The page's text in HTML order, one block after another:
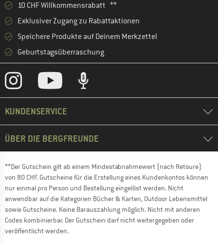
10 CHF Willkommensrabatt **
Exklusiver Zugang zu Rabattaktionen
Speichere Produkte auf Deinem Merkzettel
Geburtstagsüberraschung
KUNDENSERVICE
ÜBER DIE BERGFREUNDE
**Der Gutschein gilt ab einem Mindestabnahmewert (nach Retoure)
von 80 CHF. Gutscheine für die Erstellung eines Kundenkontos können
nur einmal pro Person und Bestellung eingelöst werden. Nicht
anwendbar auf die Kategorien Bücher & Karten, Outdoor Lebensmittel
sowie Gutscheine. Keine Barauszahlung möglich. Nicht mit anderen
Codes kombinierbar. Der Gutschein darf nicht weitergegeben oder
veröffentlicht werden.